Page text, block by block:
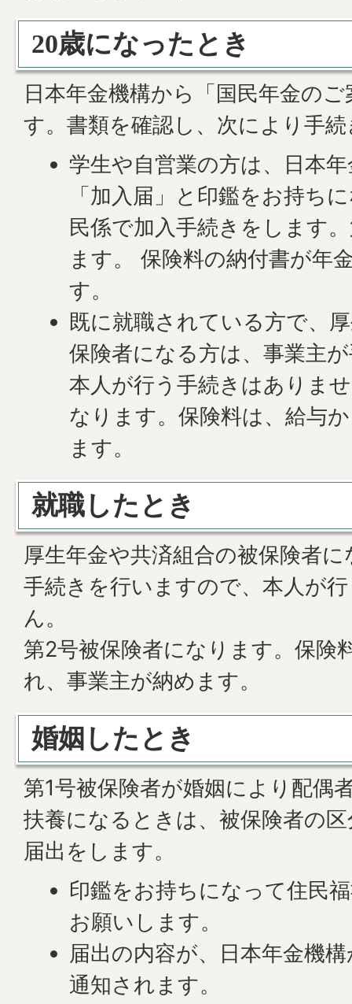
20歳になったとき
日本年金機構から「国民年金の
す。書類を確認し、次により手
学生や自営業の方は、日本
「加入届」と印鑑をお持ち
民係で加入手続きをします
ます。 保険料の納付書が年
す。
既に就職されている方で、
保険者になる方は、事業主
本人が行う手続きはありま
なります。保険料は、給与
ます。
就職したとき
厚生年金や共済組合の被保険者
手続きを行いますので、本人が
ん。
第2号被保険者になります。保険
れ、事業主が納めます。
婚姻したとき
第1号被保険者が婚姻により配偶
扶養になるときは、被保険者の
届出をします。
印鑑をお持ちになって住民
お願いします。
届出の内容が、日本年金機
通知されます。